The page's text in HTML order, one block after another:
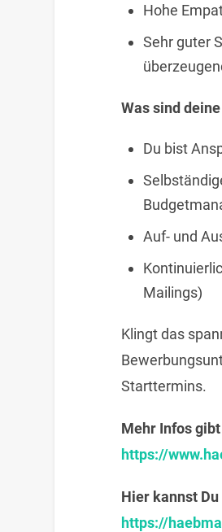
Hohe
Sehr guter
Was sind
Du bist
Auf- und
Mailings)
Klingt das
Starttermins.
Mehr Infos
https://
Hier kannst
https://